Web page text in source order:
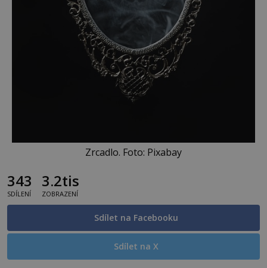
Zrcadlo. Foto: Pixabay
343
SDÍLENÍ
3.2tis
ZOBRAZENÍ
Sdílet na Facebooku
Sdílet na X